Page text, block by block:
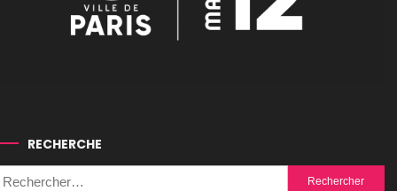
RECHERCHE
Rechercher :